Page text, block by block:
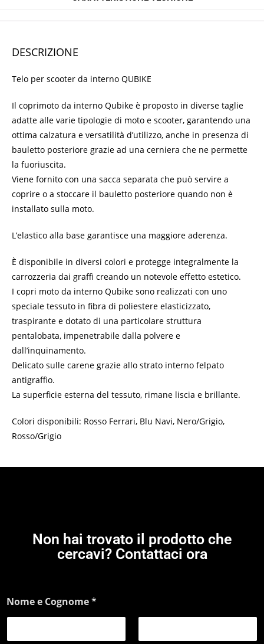
DESCRIZIONE
Telo per scooter da interno QUBIKE
Il coprimoto da interno Qubike è proposto in diverse taglie
adatte alle varie tipologie di moto e scooter, garantendo una
ottima calzatura e versatilità d’utilizzo, anche in presenza di
bauletto posteriore grazie ad una cerniera che ne permette
la fuoriuscita.
Viene fornito con una sacca separata che può servire a
coprire o a stoccare il bauletto posteriore quando non è
installato sulla moto.
L’elastico alla base garantisce una maggiore aderenza.
È disponibile in diversi colori e protegge integralmente la
carrozzeria dai graffi creando un notevole effetto estetico.
I copri moto da interno Qubike sono realizzati con uno
speciale tessuto in fibra di poliestere elasticizzato,
traspirante e dotato di una particolare struttura
pentalobata, impenetrabile dalla polvere e
dall’inquinamento.
Delicato sulle carene grazie allo strato interno felpato
antigraffio.
La superficie esterna del tessuto, rimane liscia e brillante.
Colori disponibili: Rosso Ferrari, Blu Navi, Nero/Grigio,
Rosso/Grigio
Non hai trovato il prodotto che
cercavi? Contattaci ora
Nome e Cognome*